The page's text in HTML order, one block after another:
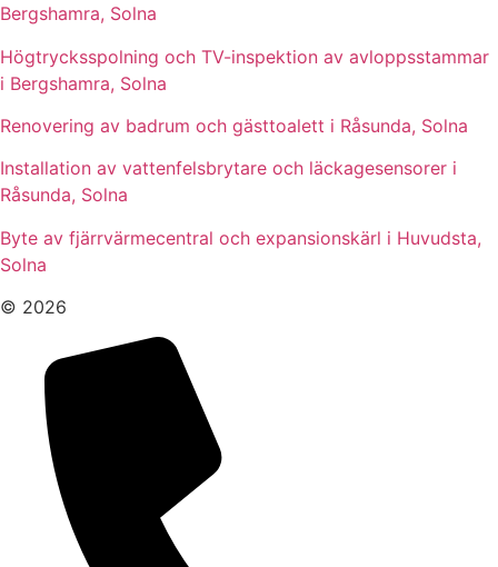
Bergshamra, Solna
Högtrycksspolning och TV-inspektion av avloppsstammar
i Bergshamra, Solna
Renovering av badrum och gästtoalett i Råsunda, Solna
Installation av vattenfelsbrytare och läckagesensorer i
Råsunda, Solna
Byte av fjärrvärmecentral och expansionskärl i Huvudsta,
Solna
© 2026